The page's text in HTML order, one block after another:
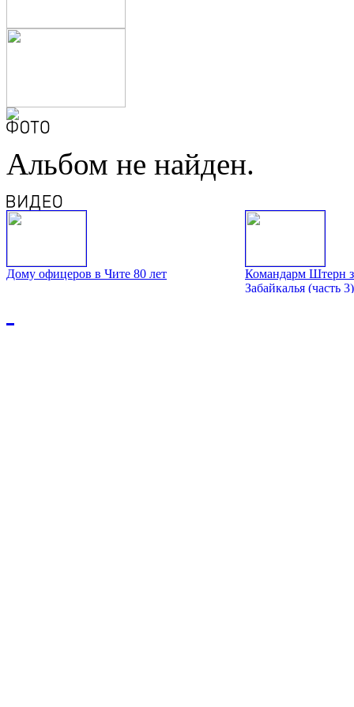
Альбом не найден.
Дому офицеров в Чите 80 лет
Командарм Штерн
Забайкалья (часть 3)